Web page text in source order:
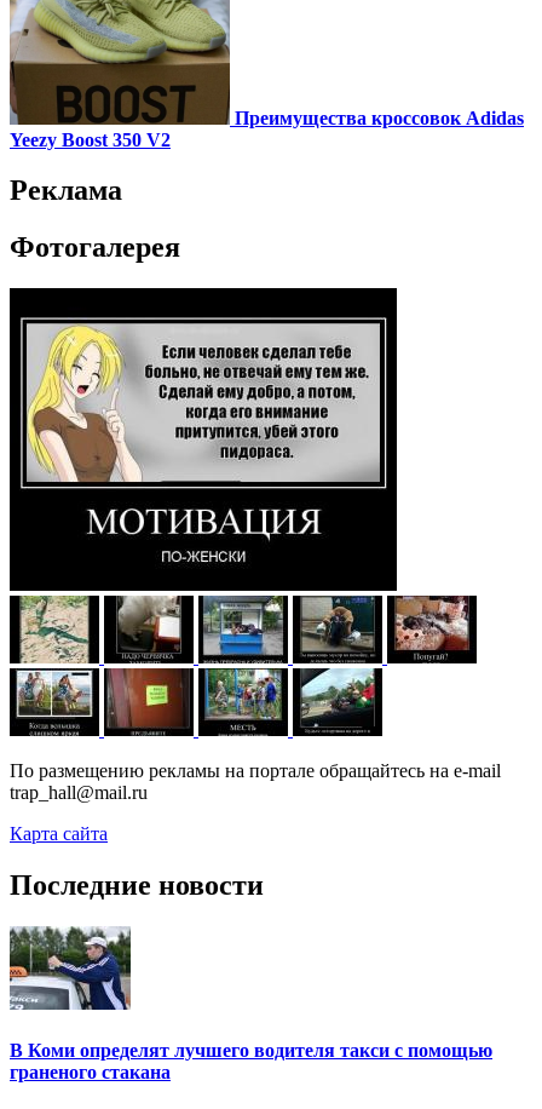
Преимущества кроссовок Adidas
Yeezy Boost 350 V2
Реклама
Фотогалерея
По размещению рекламы на портале обращайтесь на e-mail
trap_hall@mail.ru
Карта сайта
Последние новости
В Коми определят лучшего водителя такси с помощью
граненого стакана